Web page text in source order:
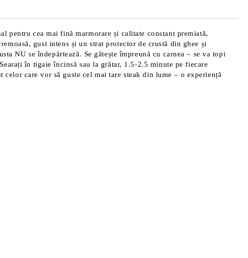
pentru cea mai fină marmorare și calitate constant premiată,
gust intens și un strat protector de crustă din ghee și
NU se îndepărtează. Se gătește împreună cu carnea – se va topi
în tigaie încinsă sau la grătar, 1.5-2.5 minute pe fiecare
care vor să guste cel mai tare steak din lume – o experiență